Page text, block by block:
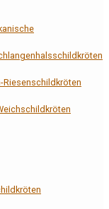
Riesenschildkröten